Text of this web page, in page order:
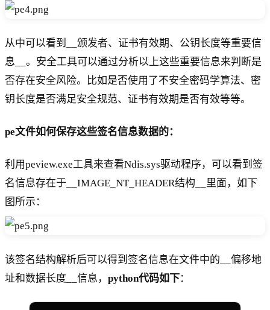
从中可以看到__颁发者、证书有效期、公钥长度等重要信
息__。安全工具可以通过分析以上这些重要信息来判断是
否存在安全风险。比如是否使用了不安全密码学算法、密
钥长度是否满足安全规范、证书有效期是否有效等等。
pe文件如何保存这些签名信息数据的：
利用peview.exe工具来查看Ndis.sys驱动程序，可以看到签
名信息存在于__IMAGE_NT_HEADER结构__里面，如下
图所示：
该签名结构解析后可以得到签名信息在文件中的__偏移地
址和数据长度__信息， python代码如下：